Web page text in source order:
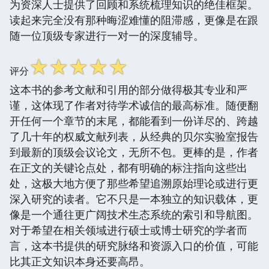
为资深人士提供了回顾和系统梳理知识的绝佳框架。
读起来完全没有那种晦涩难懂的阻滞感，更像是在跟
随一位顶级专家进行一对一的深度辅导。
评分☆☆☆☆☆
这本书的参考文献和引用的部分做得极其专业和严
谨，这体现了作者对待学术诚信的最高标准。随便翻
开任何一个章节的末尾，都能看到一份详尽的、跨越
了几十年的权威文献列表，从经典的贝尔实验室报告
到最新的顶级会议论文，无所不包。更棒的是，作者
在正文的关键论点处，都有明确的标注指向这些出
处，这极大地方便了那些希望追溯原始理论或进行更
深入研究的读者。它不只是一本独立的知识载体，更
像是一个通往更广阔技术生态系统的索引和导航图。
对于希望在相关领域进行硕士或博士研究的学者而
言，这本书提供的研究脉络和资源入口的价值，可能
比其正文知识本身还要高昂。